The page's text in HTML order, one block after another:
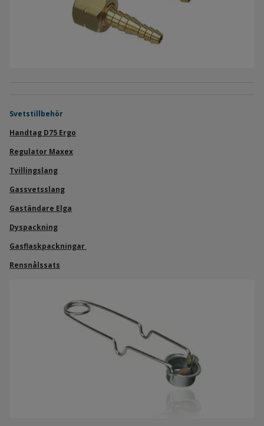
Svetstillbehör
Handtag D75 Ergo
Regulator Maxex
Tvillingslang
Gassvetsslang
Gaständare Elga
Dyspackning
Gasflaskpackningar
Rensnålssats